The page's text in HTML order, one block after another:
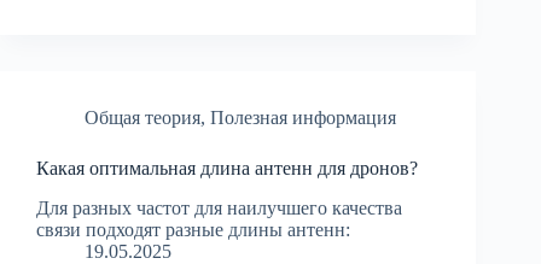
Общая теория, Полезная информация
Какая оптимальная длина антенн для дронов?
Для разных частот для наилучшего качества
связи подходят разные длины антенн:
19.05.2025